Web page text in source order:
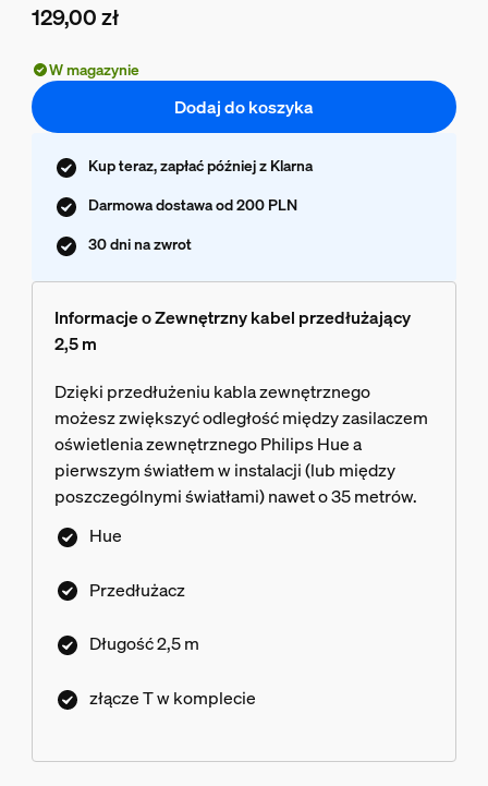
129,00 zł
W magazynie
Dodaj do koszyka
Kup teraz, zapłać później z Klarna
Darmowa dostawa od 200 PLN
30 dni na zwrot
Informacje o Zewnętrzny kabel przedłużający
2,5 m
Dzięki przedłużeniu kabla zewnętrznego
możesz zwiększyć odległość między zasilaczem
oświetlenia zewnętrznego Philips Hue a
pierwszym światłem w instalacji (lub między
poszczególnymi światłami) nawet o 35 metrów.
Hue
Przedłużacz
Długość 2,5 m
złącze T w komplecie